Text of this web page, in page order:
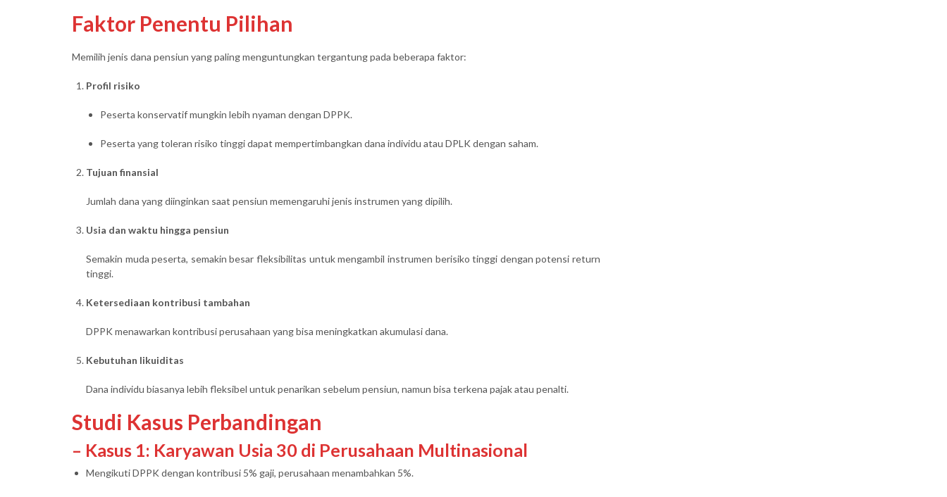
Faktor Penentu Pilihan
Memilih jenis dana pensiun yang paling menguntungkan tergantung pada beberapa faktor:
Profil risiko
Peserta konservatif mungkin lebih nyaman dengan DPPK.
Peserta yang toleran risiko tinggi dapat mempertimbangkan dana individu atau DPLK dengan saham.
Tujuan finansial
Jumlah dana yang diinginkan saat pensiun memengaruhi jenis instrumen yang dipilih.
Usia dan waktu hingga pensiun
Semakin muda peserta, semakin besar fleksibilitas untuk mengambil instrumen berisiko tinggi dengan potensi return
tinggi.
Ketersediaan kontribusi tambahan
DPPK menawarkan kontribusi perusahaan yang bisa meningkatkan akumulasi dana.
Kebutuhan likuiditas
Dana individu biasanya lebih fleksibel untuk penarikan sebelum pensiun, namun bisa terkena pajak atau penalti.
Studi Kasus Perbandingan
– Kasus 1: Karyawan Usia 30 di Perusahaan Multinasional
Mengikuti DPPK dengan kontribusi 5% gaji, perusahaan menambahkan 5%.